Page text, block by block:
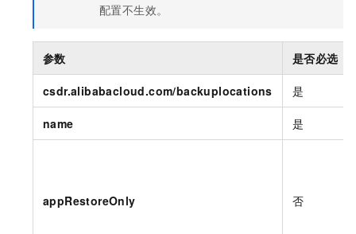
配置不生效。
参数 是否必选
csdr.alibabacloud.com/backuplocations 是
name 是
appRestoreOnly 否